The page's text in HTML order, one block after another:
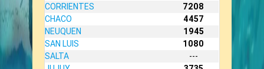
CORRIENTES
7208
CHACO
4457
NEUQUEN
1945
SAN LUIS
1080
SALTA
---